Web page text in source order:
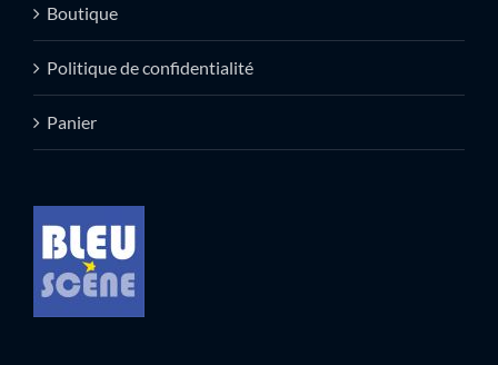
Boutique
Politique de confidentialité
Panier